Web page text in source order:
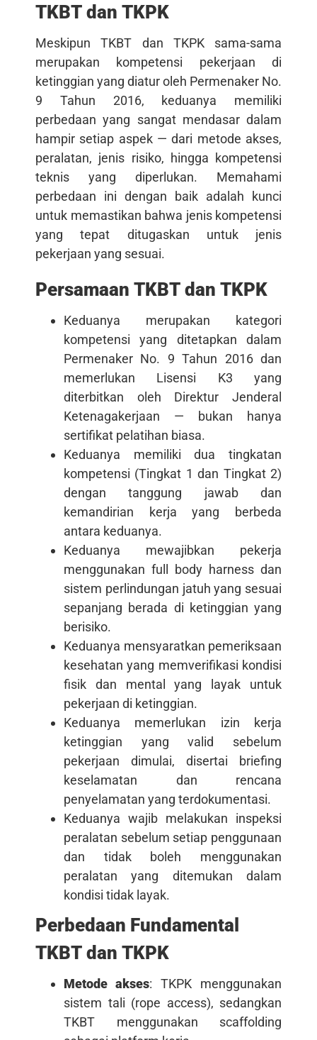
TKBT dan TKPK
Meskipun TKBT dan TKPK sama-sama
merupakan kompetensi pekerjaan di
ketinggian yang diatur oleh Permenaker No.
9 Tahun 2016, keduanya memiliki
perbedaan yang sangat mendasar dalam
hampir setiap aspek — dari metode akses,
peralatan, jenis risiko, hingga kompetensi
teknis yang diperlukan. Memahami
perbedaan ini dengan baik adalah kunci
untuk memastikan bahwa jenis kompetensi
yang tepat ditugaskan untuk jenis
pekerjaan yang sesuai.
Persamaan TKBT dan TKPK
Keduanya merupakan kategori
kompetensi yang ditetapkan dalam
Permenaker No. 9 Tahun 2016 dan
memerlukan Lisensi K3 yang
diterbitkan oleh Direktur Jenderal
Ketenagakerjaan — bukan hanya
sertifikat pelatihan biasa.
Keduanya memiliki dua tingkatan
kompetensi (Tingkat 1 dan Tingkat 2)
dengan tanggung jawab dan
kemandirian kerja yang berbeda
antara keduanya.
Keduanya mewajibkan pekerja
menggunakan full body harness dan
sistem perlindungan jatuh yang sesuai
sepanjang berada di ketinggian yang
berisiko.
Keduanya mensyaratkan pemeriksaan
kesehatan yang memverifikasi kondisi
fisik dan mental yang layak untuk
pekerjaan di ketinggian.
Keduanya memerlukan izin kerja
ketinggian yang valid sebelum
pekerjaan dimulai, disertai briefing
keselamatan dan rencana
penyelamatan yang terdokumentasi.
Keduanya wajib melakukan inspeksi
peralatan sebelum setiap penggunaan
dan tidak boleh menggunakan
peralatan yang ditemukan dalam
kondisi tidak layak.
Perbedaan Fundamental
TKBT dan TKPK
Metode akses: TKPK menggunakan
sistem tali (rope access), sedangkan
TKBT menggunakan scaffolding